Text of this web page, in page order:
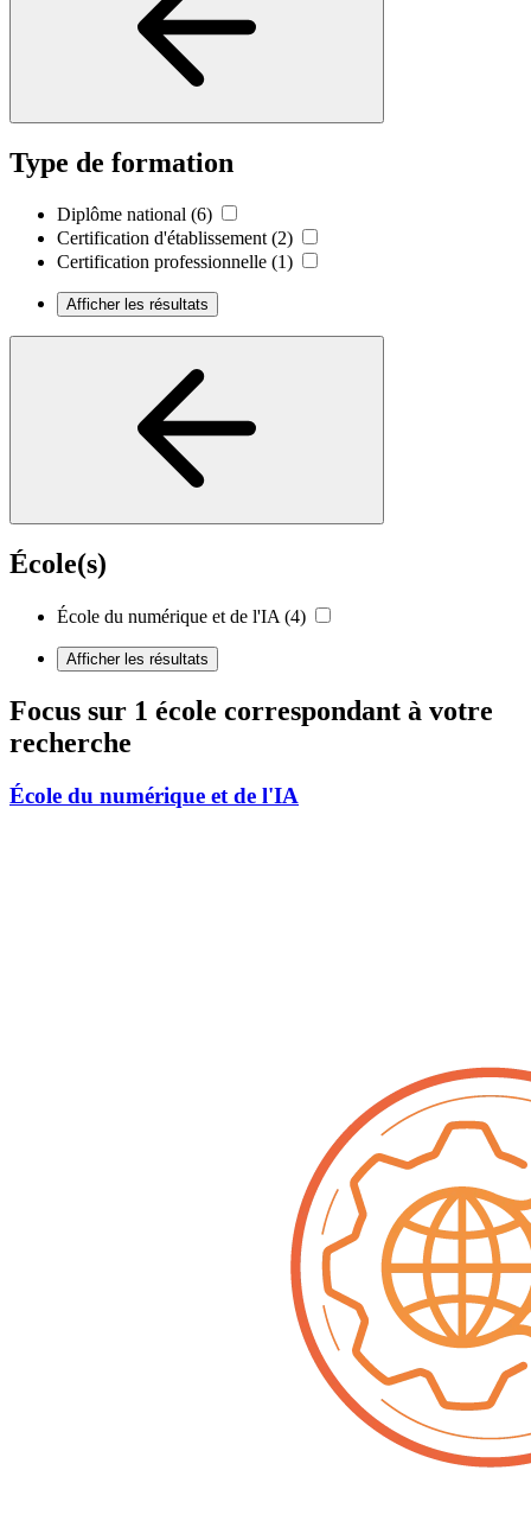
Type de formation
Diplôme national (6)
Certification d'établissement (2)
Certification professionnelle (1)
Afficher les résultats
École(s)
École du numérique et de l'IA (4)
Afficher les résultats
Focus sur 1 école correspondant à votre
recherche
École du numérique et de l'IA